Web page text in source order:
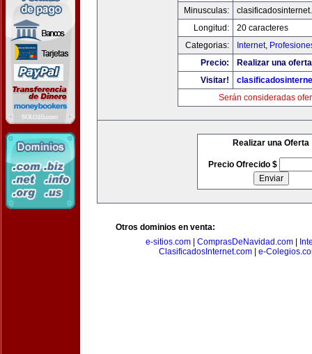
Minusculas:
Longitud:
20 caracteres
Categorias:
Internet,
Precio:
Realizar una
Visitar!
Serán consideradas
Realizar una Oferta
Precio Ofrecido $
Otros dominios en venta:
e-sitios.com| ComprasDeNavidad.com|
ClasificadosInternet.com| e-